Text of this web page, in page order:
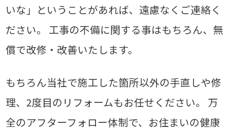
いな」ということがあれば、遠慮なくご連絡く
ださい。
工事の不備に関する事はもちろん、無
償で改修・改善いたします。
もちろん当社で施工した箇所以外の手直しや修
理、2度目のリフォームもお任せください。
万
全のアフターフォロー体制で、お住まいの健康